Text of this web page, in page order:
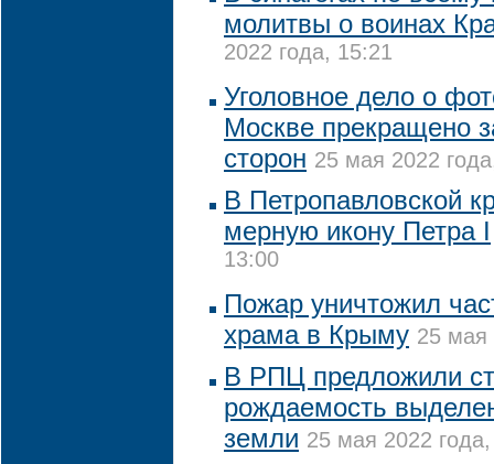
молитвы о воинах
2022 года, 15:21
Уголовное дело о
Москве прекращено
сторон 25 мая 2022
В Петропавловской
мерную икону Петра I
13:00
Пожар уничтожил
храма в Крыму 25 мая
В РПЦ предложили
рождаемость
земли 25 мая 2022